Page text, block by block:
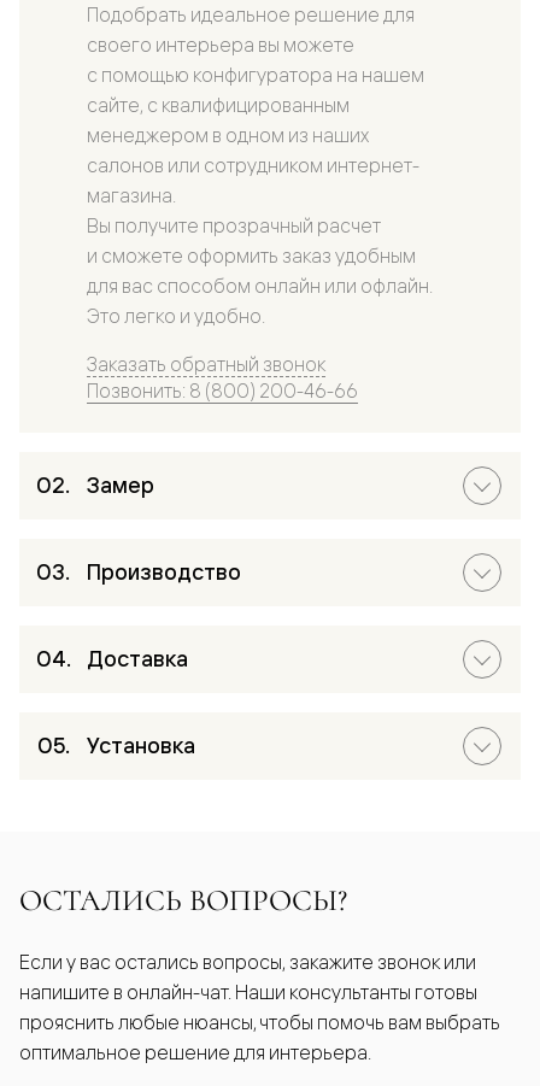
Подобрать идеальное решение для
своего интерьера вы можете
с помощью конфигуратора на нашем
сайте, с квалифицированным
менеджером в одном из наших
салонов или сотрудником интернет-
магазина.
Вы получите прозрачный расчет
и сможете оформить заказ удобным
для вас способом онлайн или офлайн.
Это легко и удобно.
Заказать обратный звонок
Позвонить: 8 (800) 200-46-66
Замер
Производство
Доставка
Установка
ОСТАЛИСЬ ВОПРОСЫ?
Если у вас остались вопросы, закажите звонок или
напишите в онлайн-чат. Наши консультанты готовы
прояснить любые нюансы, чтобы помочь вам выбрать
оптимальное решение для интерьера.